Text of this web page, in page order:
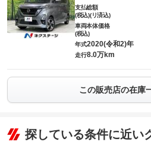
支払総額
(税込)(リ済込)
車両本体価格
(税込)
年式2020(令和2)年
走行8.0万km
この販売店の在庫
探している条件に近い